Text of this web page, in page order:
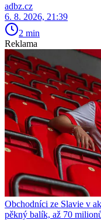
adbz.cz
6. 8. 2026, 21:39
2 min
Reklama
Obchodníci ze Slavie v
pěkný balík, až 70